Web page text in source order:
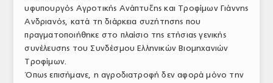
ΕΜΠΟΡΙΚΟΙ ΑΝΤΙΠΡΟΣΩΠΟΙ
ΝΟΜΟΘΕΣΙΑ
ΕΛΛΗΝΙΚΗ ΝΟΜΟΘΕΣΙΑ
υφυπουργός Αγροτικής Ανάπτυξης και Τροφίμων Γιάννης
Ανδριανός, κατά τη διάρκεια συζήτησης που
πραγματοποιήθηκε στο πλαίσιο της ετήσιας γενικής
συνέλευσης του Συνδέσμου Ελληνικών Βιομηχανιών
Τροφίμων.
Όπως επισήμανε, η αγροδιατροφή δεν αφορά μόνο την